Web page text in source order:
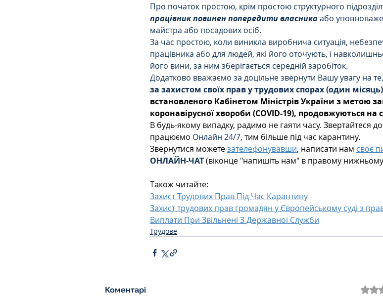
Про початок простою, крім простою структурного
працівник повинен попередити власника або
майстра або посадових осіб.
За час простою, коли виникла виробнича ситуація,
працівника або для людей, які його оточують, і
його вини, за ним зберігається середній заробіток.
Додатково вважаємо за доцільне звернути Вашу увагу на
за захистом своїх прав у трудових спорах (один
встановленого Кабінетом Міністрів України з метою
коронавірусної хвороби (COVID-19), продовжуються на
В будь-якому випадку, радимо не гаяти часу. Звертайтеся
працюємо Онлайн 24/7, тим більше під час карантину.
Звернутися можете зателефонувавши, написати нам своє
ОНЛАЙН-ЧАТ (віконце "напишіть нам" в правому нижньому
Також читайте:
Захист Трудових Прав Під Час Карантину
Захист трудових прав громадян у Європейському суді з
Виплати При Звільнені З Державної Служби
Трудове
Коментарі